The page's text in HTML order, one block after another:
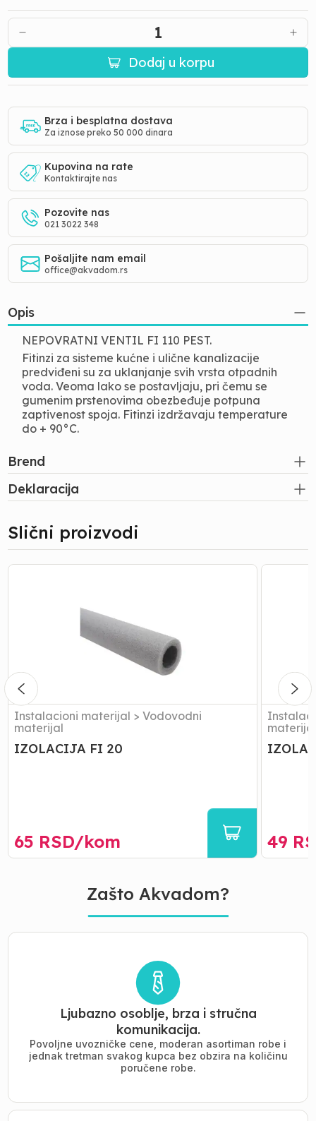
1
Dodaj u korpu
Brza i besplatna dostava
Za iznose preko 50 000 dinara
Kupovina na rate
Kontaktirajte nas
Pozovite nas
021 3022 348
Pošaljite nam email
office@akvadom.rs
Opis
NEPOVRATNI VENTIL FI 110 PEST.
Fitinzi za sisteme kućne i ulične kanalizacije
predviđeni su za uklanjanje svih vrsta otpadnih
voda. Veoma lako se postavljaju, pri čemu se
gumenim prstenovima obezbeđuje potpuna
zaptivenost spoja. Fitinzi izdržavaju temperature
do + 90°C.
Brend
Deklaracija
Slični proizvodi
IZOLACIJA
Instalacioni materijal > Vodovodni
materijal
IZOLACIJA FI 20
65 RSD/kom 49
Zašto Akvadom?
Ljubazno osoblje, brza i stručna
komunikacija.
Povoljne uvozničke cene, moderan asortiman robe i
jednak tretman svakog kupca bez obzira na količinu
poručene robe.